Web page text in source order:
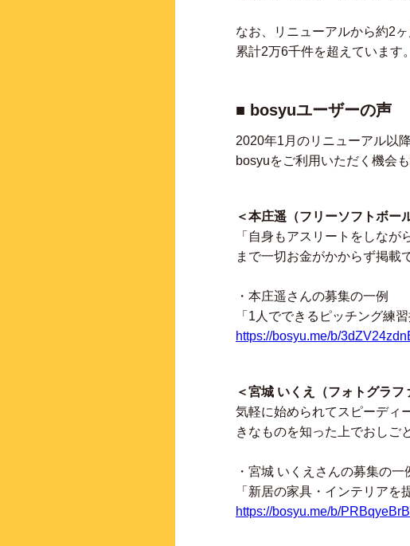
なお、リニューアルから約2
累計2万6千件を超えています。
■ bosyuユーザーの声
2020年1月のリニューアル以
bosyuをご利用いただく機会
＜本庄遥（フリーソフトボー
「自身もアスリートをしな
まで一切お金がかからず掲載
・本庄遥さんの募集の一例
「1人でできるピッチング練
https://bosyu.me/b/
＜宮城 いくえ（フォトグラ
気軽に始められてスピーディ
きなものを知った上でおしご
・宮城 いくえさんの募集の一
「新居の家具・インテリアを
https://bosyu.me/b/